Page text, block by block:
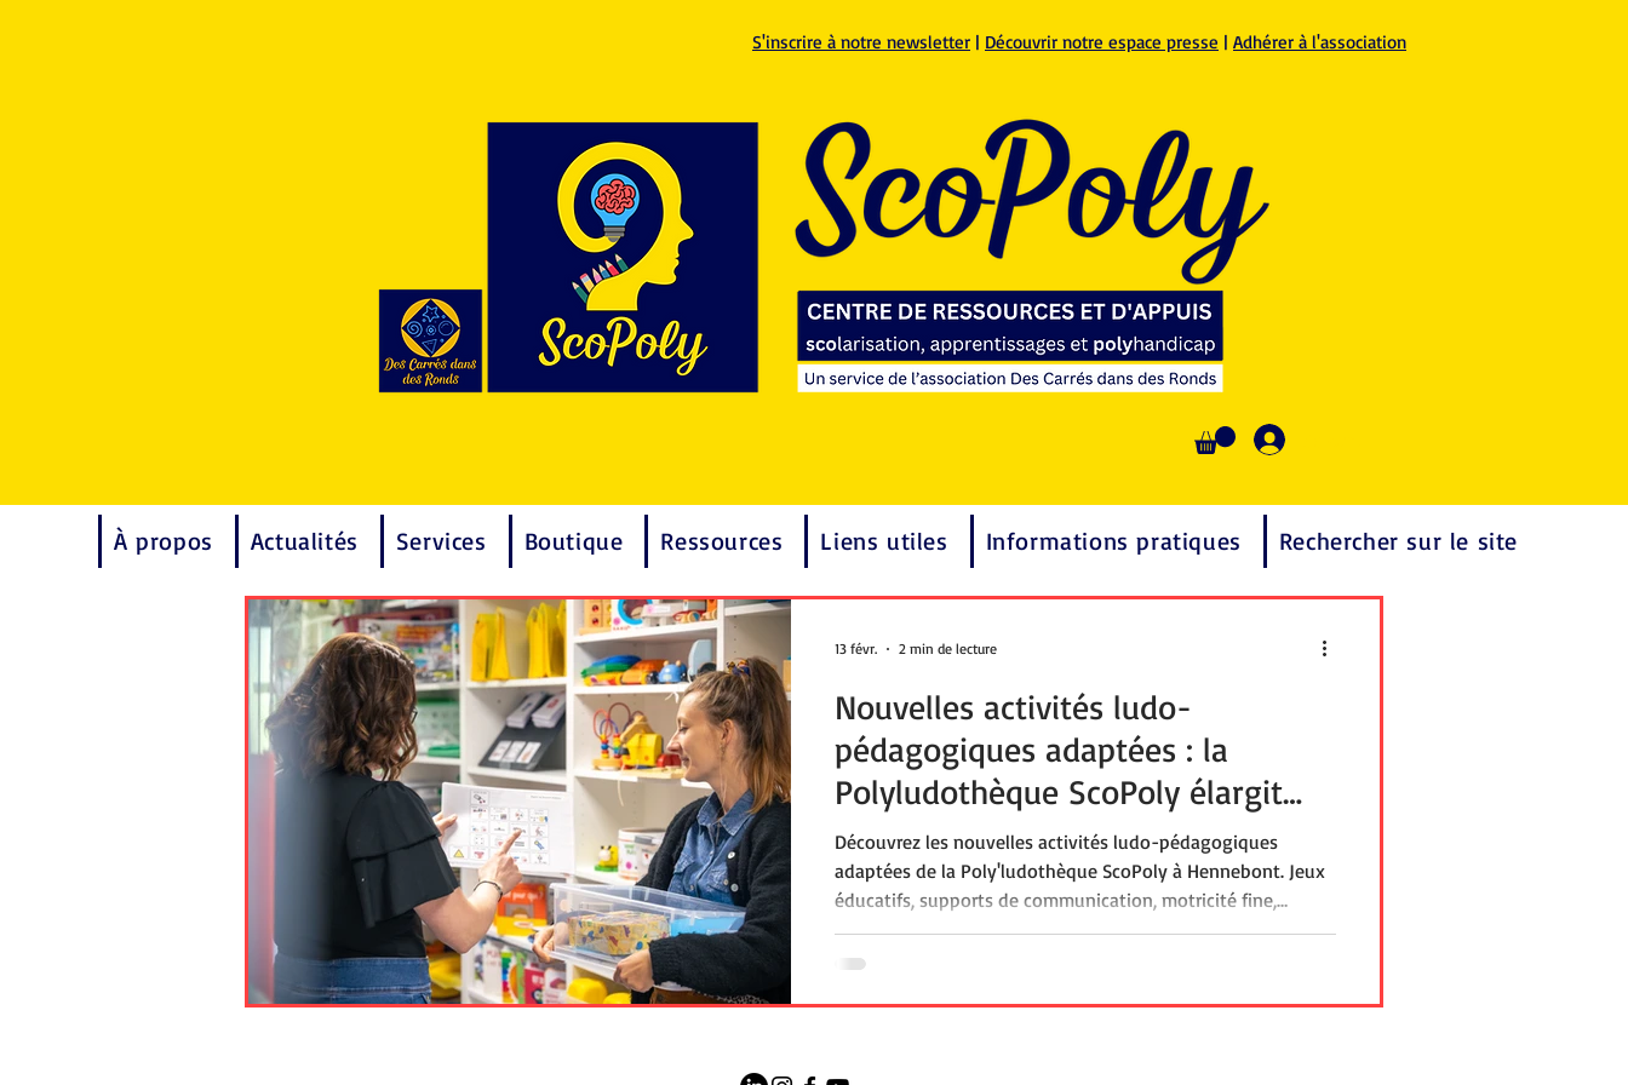
S'inscrire à notre newsletter | Découvrir notre espace presse | Adhérer à l'association
À propos Actualités Services Boutique Ressources Liens utiles Informations pratiques Rechercher sur le site
Nouvelles activités ludo-
pédagogiques adaptées : la
Polyludothèque ScoPoly élargit
son offre à Hennebont
Découvrez les nouvelles activités ludo-pédagogiques
adaptées de la Poly'ludothèque ScoPoly à Hennebont. Jeux
éducatifs, supports de communication, motricité fine,
repérage spatial, logique, langage et jeux de société
inclusifs : une offre pensée pour les enfants et adolescents
40 €, le service de prêt du Centre Ressources ScoPoly
médico-social.
13 févr. 2 min de lecture